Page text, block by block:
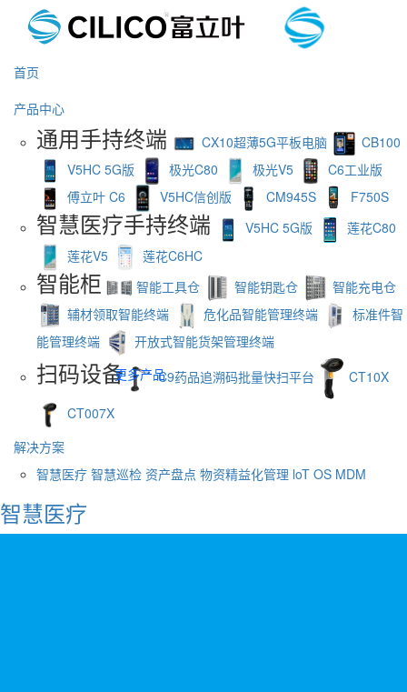
首页
产品中心
通用手持终端 CX10超薄5G平板电脑
CB100
V5HC 5G版
极光C80 极光V5
C6工业版
傅立叶 C6
V5HC信创版 CM945S F750S
智慧医疗手持终端 V5HC 5G版
莲花C80
莲花V5
莲花C6HC
智能柜 智能工具仓 智能钥匙仓
智能充电仓
辅材领取智能终端
危化品智能管理终端
标准件智
能管理终端
开放式智能货架管理终端
扫码设备 C9药品追溯码批量快扫平台
CT10X
CT007X
更多产品
解决方案
智慧医疗 智慧巡检 资产盘点 物资精益化管理 loT OS MDM
智慧医疗